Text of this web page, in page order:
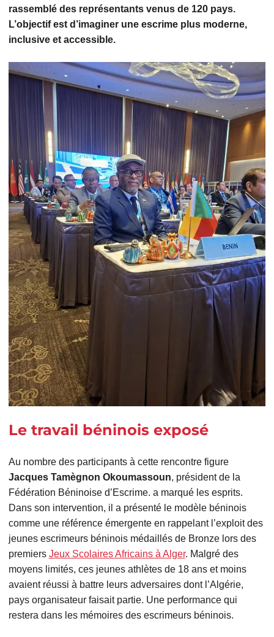
rassemblé des représentants venus de 120 pays.
L’objectif est d’imaginer une escrime plus moderne,
inclusive et accessible.
Le travail béninois exposé
Au nombre des participants à cette rencontre figure
Jacques Tamègnon Okoumassoun, président de la
Fédération Béninoise d’Escrime. a marqué les esprits.
Dans son intervention, il a présenté le modèle béninois
comme une référence émergente en rappelant l’exploit des
jeunes escrimeurs béninois médaillés de Bronze lors des
premiers Jeux Scolaires Africains à Alger. Malgré des
moyens limités, ces jeunes athlètes de 18 ans et moins
avaient réussi à battre leurs adversaires dont l’Algérie,
pays organisateur faisait partie. Une performance qui
restera dans les mémoires des escrimeurs béninois.